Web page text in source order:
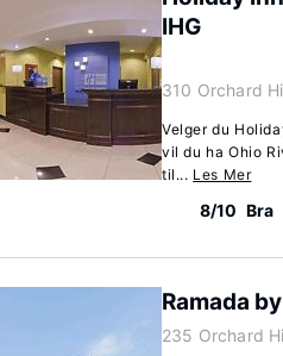
IHG
310 Orchard
Velger du
vil du ha Ohio
til... Les Mer
8/10 Bra
Ramada
235 Orchard